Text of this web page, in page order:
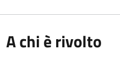
A chi è rivolto